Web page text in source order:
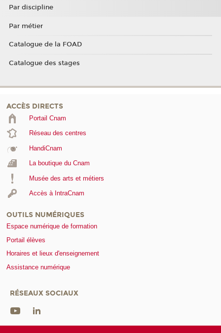
Par discipline
Par métier
Catalogue de la FOAD
Catalogue des stages
ACCÈS DIRECTS
Portail Cnam
Réseau des centres
HandiCnam
La boutique du Cnam
Musée des arts et métiers
Accès à IntraCnam
OUTILS NUMÉRIQUES
Espace numérique de formation
Portail élèves
Horaires et lieux d'enseignement
Assistance numérique
RÉSEAUX SOCIAUX